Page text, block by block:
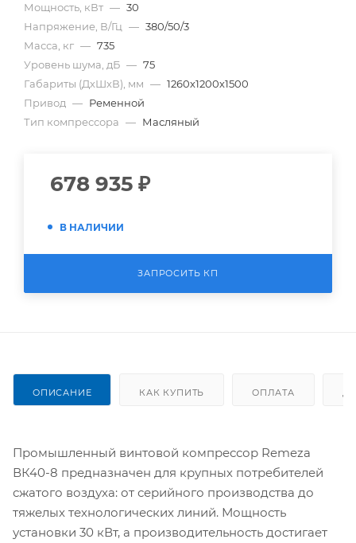
Мощность, кВт — 30
Напряжение, В/Гц — 380/50/3
Масса, кг — 735
Уровень шума, дБ — 75
Габариты (ДхШхВ), мм — 1260х1200х1500
Привод — Ременной
Тип компрессора — Масляный
678 935 ₽
В НАЛИЧИИ
ЗАПРОСИТЬ КП
ОПИСАНИЕ КАК КУПИТЬ ОПЛАТА
Промышленный винтовой компрессор Remeza
ВК40-8 предназначен для крупных потребителей
сжатого воздуха: от серийного производства до
тяжелых технологических линий. Мощность
установки 30 кВт, а производительность достигает